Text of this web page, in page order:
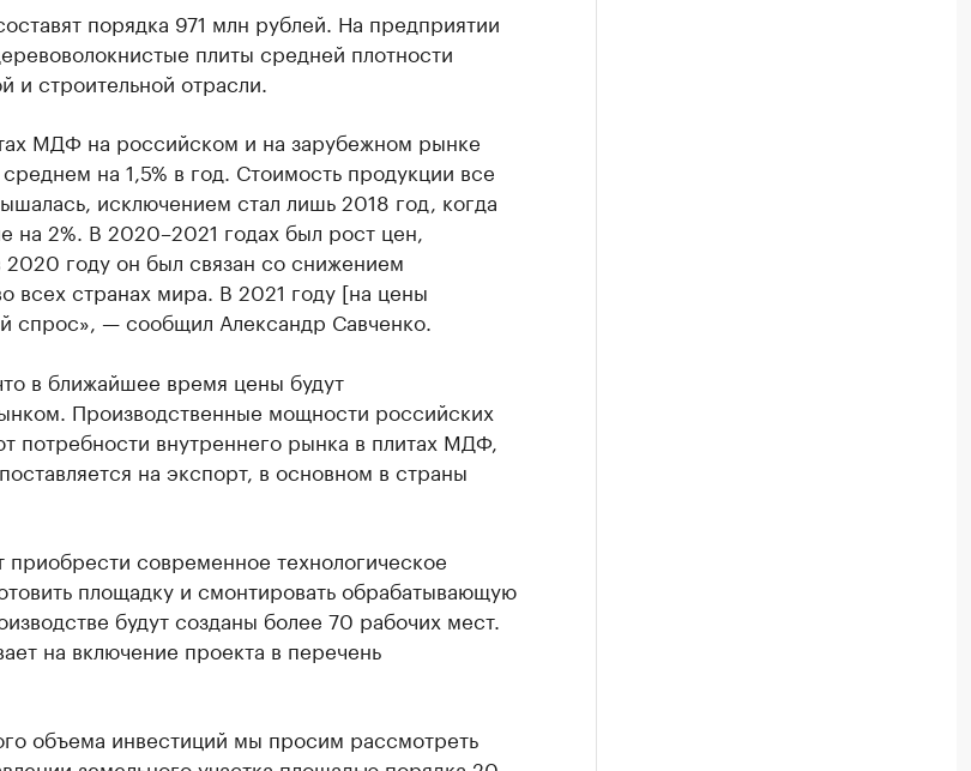
порядка 971 млн рублей. На предприятии
плиты средней плотности
строительной отрасли.
МДФ на российском и на зарубежном рынке
на 1,5% в год. Стоимость продукции все
исключением стал лишь 2018 год, когда
на 2%. В 2020–2021 годах был рост цен,
2020 году он был связан со снижением
всех странах мира. В 2021 году [на цены
спрос», — сообщил Александр Савченко.
в ближайшее время цены будут
Производственные мощности российских
потребности внутреннего рынка в плитах МДФ,
на экспорт, в основном в страны
приобрести современное технологическое
площадку и смонтировать обрабатывающую
будут созданы более 70 рабочих мест.
на включение проекта в перечень
объема инвестиций мы просим рассмотреть